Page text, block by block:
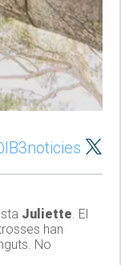
Juliette. El
han
No